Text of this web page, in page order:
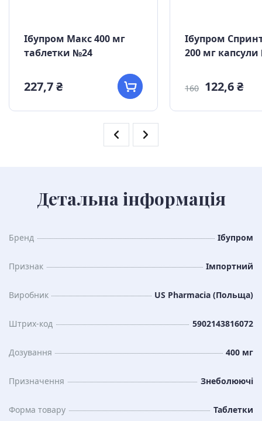
Ібупром Макс 400 мг
таблетки №24
227,7 ₴
Ібупром
200 мг
160 122,6 ₴
Детальна інформація
Бренд Ібупром
Признак Імпортний
Виробник US Pharmacia (Польща)
Штрих-код 5902143816072
Дозування 400 мг
Призначення Знеболюючі
Форма товару Таблетки